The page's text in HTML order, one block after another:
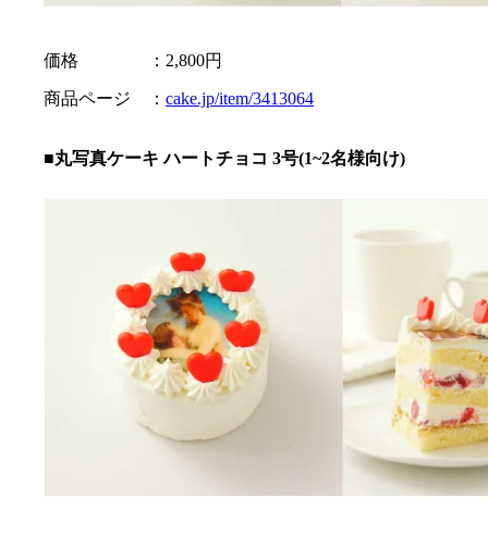
価格 ：2,800円
商品ページ ： cake.jp/item/3413064
■丸写真ケーキ ハートチョコ 3号(1~2名様向け)